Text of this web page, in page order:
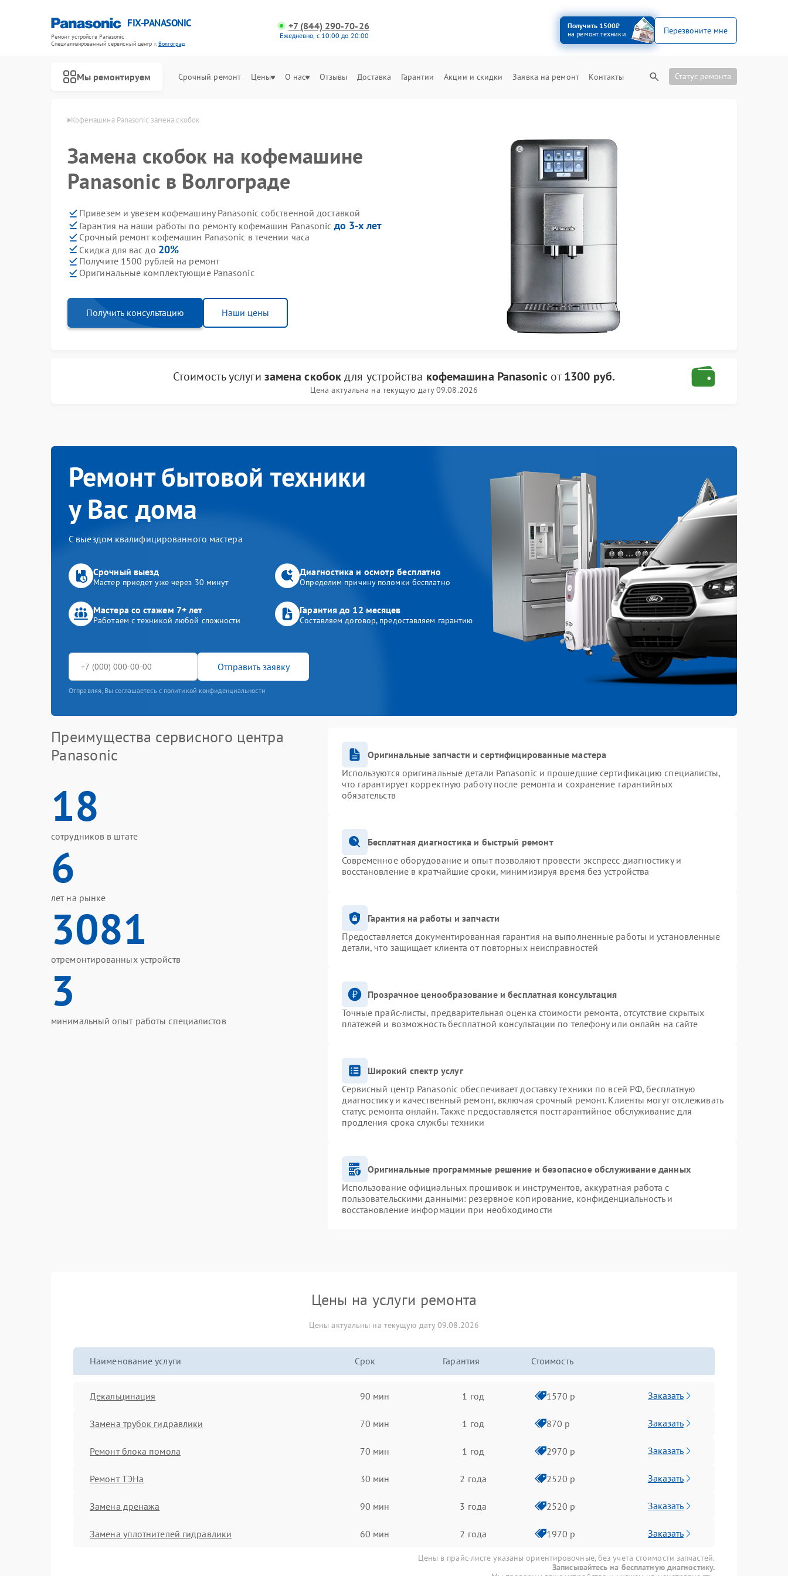
FIX-PANASONIC
Ремонт устройств Panasonic
Специализированный cервисный центр г.Волгоград
+7 (844) 290-70-26
Ежедневно, с 10:00 до 20:00
Получить 1500₽
на ремонт техники
Перезвоните мне
Мы ремонтируем Срочный ремонт Цены О нас Отзывы Доставка Гарантии Акции и скидки Заявка на ремонт Контакты Статус ремонта
Кофемашина Panasonic замена скобок
Замена скобок на кофемашине
Panasonic в Волгограде
Привезем и увезем кофемашину Panasonic собственной доставкой
Гарантия на наши работы по ремонту кофемашин Panasonic до 3-х лет
Срочный ремонт кофемашин Panasonic в течении часа
Скидка для вас до 20%
Получите 1500 рублей на ремонт
Оригинальные комплектующие Panasonic
Получить консультацию Наши цены
Стоимость услуги замена скобокдля устройства кофемашина Panasonic от1300 руб.
Цена актуальна на текущую дату 09.08.2026
Ремонт бытовой техники
у Вас дома
С выездом квалифицированного мастера
Срочный выезд
Мастер приедет уже через 30 минут
Диагностика и осмотр бесплатно
Определим причину поломки бесплатно
Мастера со стажем 7+ лет
Работаем с техникой любой сложности
Гарантия до 12 месяцев
Составляем договор, предоставляем гарантию
Отправить заявку
Отправляя, Вы соглашаетесь с политикой конфиденциальности
Преимущества сервисного центра
Panasonic
18
сотрудников в штате
6
лет на рынке
3081
отремонтированных устройств
3
минимальный опыт работы специалистов
Оригинальные запчасти и сертифицированные мастера
Используются оригинальные детали Panasonic и прошедшие сертификацию специалисты,
что гарантирует корректную работу после ремонта и сохранение гарантийных
обязательств
Бесплатная диагностика и быстрый ремонт
Современное оборудование и опыт позволяют провести экспресс-диагностику и
восстановление в кратчайшие сроки, минимизируя время без устройства
Гарантия на работы и запчасти
Предоставляется документированная гарантия на выполненные работы и установленные
детали, что защищает клиента от повторных неисправностей
Прозрачное ценообразование и бесплатная консультация
Точные прайс-листы, предварительная оценка стоимости ремонта, отсутствие скрытых
платежей и возможность бесплатной консультации по телефону или онлайн на сайте
Широкий спектр услуг
Сервисный центр Panasonic обеспечивает доставку техники по всей РФ, бесплатную
диагностику и качественный ремонт, включая срочный ремонт. Клиенты могут отслеживать
статус ремонта онлайн. Также предоставляется постгарантийное обслуживание для
продления срока службы техники
Оригинальные программные решение и безопасное обслуживание данных
Использование официальных прошивок и инструментов, аккуратная работа с
пользовательскими данными: резервное копирование, конфиденциальность и
восстановление информации при необходимости
Цены на услуги ремонта
Цены актуальны на текущую дату 09.08.2026
Наименование услуги Срок Гарантия Стоимость
Декальцинация 90 мин 1 год 1570 р Заказать
Замена трубок гидравлики 70 мин 1 год 870 р Заказать
Ремонт блока помола 70 мин 1 год 2970 р Заказать
Ремонт ТЭНа 30 мин 2 года 2520 р Заказать
Замена дренажа 90 мин 3 года 2520 р Заказать
Замена уплотнителей гидравлики 60 мин 2 года 1970 р Заказать
Цены в прайс-листе указаны ориентировочные, без учета стоимости запчастей.
Записывайтесь на бесплатную диагностику.